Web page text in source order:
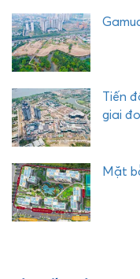
Tiến
giai
Mặt